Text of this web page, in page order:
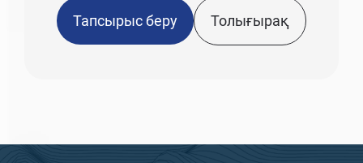
Тапсырыс беру Толығырақ